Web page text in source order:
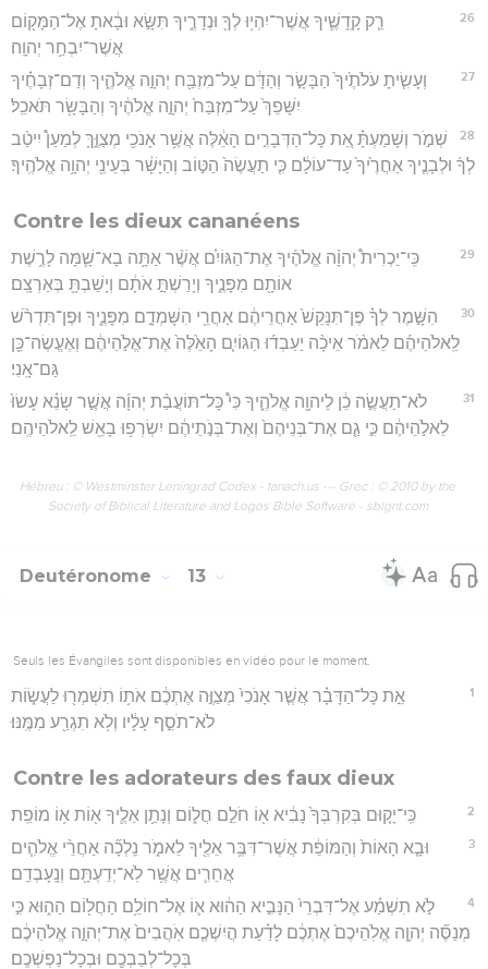
26
רַ֧ק קָֽדָשֶׁ֛יךָ אֲשֶׁר־יִהְי֥וּ לְךָ֖ וּנְדָרֶ֑יךָ תִּשָּׂ֣א וּבָ֔אתָ אֶל־הַמָּק֖וֹם
אֲשֶׁר־יִבְחַ֥ר יְהוָֽה׃
27
וְעָשִׂ֤יתָ עֹלֹתֶ֙יךָ֙ הַבָּשָׂ֣ר וְהַדָּ֔ם עַל־מִזְבַּ֖ח יְהוָ֣ה אֱלֹהֶ֑יךָ וְדַם־זְבָחֶ֗יךָ
יִשָּׁפֵךְ֙ עַל־מִזְבַּח֙ יְהוָ֣ה אֱלֹהֶ֔יךָ וְהַבָּשָׂ֖ר תֹּאכֵֽל׃
28
שְׁמֹ֣ר וְשָׁמַעְתָּ֗ אֵ֚ת כָּל־הַדְּבָרִ֣ים הָאֵ֔לֶּה אֲשֶׁ֥ר אָנֹכִ֖י מְצַוֶּ֑ךָּ לְמַעַן֩ יִיטַ֨ב
לְךָ֜ וּלְבָנֶ֤יךָ אַחֲרֶ֙יךָ֙ עַד־עוֹלָ֔ם כִּ֤י תַעֲשֶׂה֙ הַטּ֣וֹב וְהַיָּשָׁ֔ר בְּעֵינֵ֖י יְהוָ֥ה אֱלֹהֶֽיךָ׃
Contre les dieux cananéens
29
כִּֽי־יַכְרִית֩ יְהוָ֨ה אֱלֹהֶ֜יךָ אֶת־הַגּוֹיִ֗ם אֲשֶׁ֨ר אַתָּ֥ה בָא־שָׁ֛מָּה לָרֶ֥שֶׁת
אוֹתָ֖ם מִפָּנֶ֑יךָ וְיָרַשְׁתָּ֣ אֹתָ֔ם וְיָשַׁבְתָּ֖ בְּאַרְצָֽם׃
30
הִשָּׁ֣מֶר לְךָ֗ פֶּן־תִּנָּקֵשׁ֙ אַחֲרֵיהֶ֔ם אַחֲרֵ֖י הִשָּׁמְדָ֣ם מִפָּנֶ֑יךָ וּפֶן־תִּדְרֹ֨שׁ
לֵֽאלֹהֵיהֶ֜ם לֵאמֹ֨ר אֵיכָ֨ה יַעַבְד֜וּ הַגּוֹיִ֤ם הָאֵ֙לֶּה֙ אֶת־אֱלֹ֣הֵיהֶ֔ם וְאֶעֱשֶׂה־כֵּ֖ן
גַּם־אָֽנִי׃
31
לֹא־תַעֲשֶׂ֣ה כֵ֔ן לַיהוָ֖ה אֱלֹהֶ֑יךָ כִּי֩ כָּל־תּוֹעֲבַ֨ת יְהוָ֜ה אֲשֶׁ֣ר שָׂנֵ֗א עָשׂוּ֙
לֵאלֹ֣הֵיהֶ֔ם כִּ֣י גַ֤ם אֶת־בְּנֵיהֶם֙ וְאֶת־בְּנֹ֣תֵיהֶ֔ם יִשְׂרְפ֥וּ בָאֵ֖שׁ לֵֽאלֹהֵיהֶֽם׃
Hébreu : © Westminster Leningrad Codex - tanach.us --- Grec : © 2010 by the
Society of Biblical Literature and Logos Bible Software - sblgnt.com
Deutéronome 13
Seuls les Évangiles sont disponibles en vidéo pour le moment.
1
אֵ֣ת כָּל־הַדָּבָ֗ר אֲשֶׁ֤ר אָנֹכִי֙ מְצַוֶּ֣ה אֶתְכֶ֔ם אֹת֥וֹ תִשְׁמְר֖וּ לַעֲשׂ֑וֹת
לֹא־תֹסֵ֣ף עָלָ֔יו וְלֹ֥א תִגְרַ֖ע מִמֶּֽנּוּ׃
Contre les adorateurs des faux dieux
2 כִּֽי־יָק֤וּם בְּקִרְבְּךָ֙ נָבִ֔יא א֖וֹ חֹלֵ֣ם חֲל֑וֹם וְנָתַ֥ן אֵלֶ֛יךָ א֖וֹת א֥וֹ מוֹפֵֽת׃
3
וּבָ֤א הָאוֹת֙ וְהַמּוֹפֵ֔ת אֲשֶׁר־דִּבֶּ֥ר אֵלֶ֖יךָ לֵאמֹ֑ר נֵֽלְכָ֞ה אַחֲרֵ֨י אֱלֹהִ֧ים
אֲחֵרִ֛ים אֲשֶׁ֥ר לֹֽא־יְדַעְתָּ֖ם וְנָֽעָבְדֵֽם׃
4
לֹ֣א תִשְׁמַ֗ע אֶל־דִּבְרֵי֙ הַנָּבִ֣יא הַה֔וּא א֛וֹ אֶל־חוֹלֵ֥ם הַחֲל֖וֹם הַה֑וּא כִּ֣י
מְנַסֶּ֞ה יְהוָ֤ה אֱלֹֽהֵיכֶם֙ אֶתְכֶ֔ם לָדַ֗עַת הֲיִשְׁכֶ֤ם אֹֽהֲבִים֙ אֶת־יְהוָ֣ה אֱלֹהֵיכֶ֔ם
בְּכָל־לְבַבְכֶ֖ם וּבְכָל־נַפְשְׁכֶֽם׃